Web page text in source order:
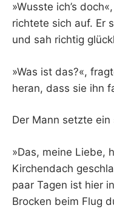
»Wusste ich’s
richtete sich auf. Er
und sah richtig
»Was ist das?«,
heran, dass sie ihn
Der Mann setzte
»Das, meine Liebe,
Kirchendach
paar Tagen ist hier
Brocken beim Flug